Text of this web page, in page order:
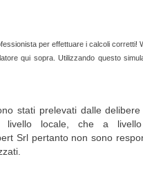
per effettuare i calcoli
qui sopra. Utilizzando questo
stati prelevati dalle
locale, che a
Srl pertanto non sono